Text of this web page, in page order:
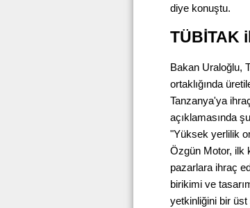
diye konuştu.
TÜBİTAK
Bakan Uraloğlu,
ortaklığında
Tanzanya'ya
açıklamasında
"Yüksek yerlilik
Özgün Motor, ilk
pazarlara ihraç
birikimi ve
yetkinliğini bir üst